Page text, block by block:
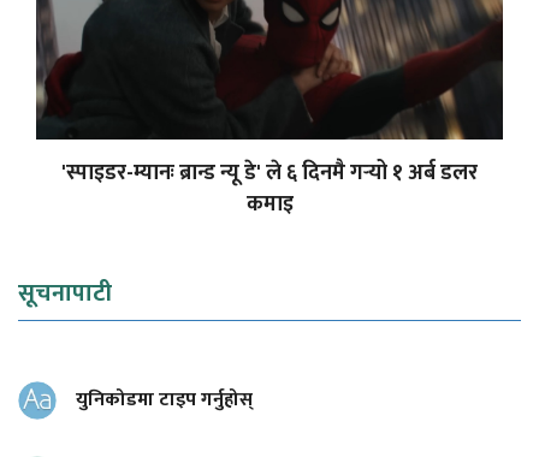
'स्पाइडर-म्यानः ब्रान्ड न्यू डे' ले ६ दिनमै गर्‍यो १ अर्ब डलर
कमाइ
सूचनापाटी
युनिकोडमा टाइप गर्नुहोस्